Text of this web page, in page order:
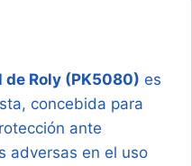
de Roly (PK5080) es
concebida para
ante
adversas en el uso